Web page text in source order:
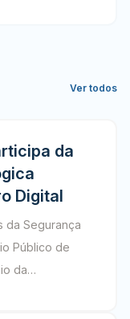
Ver todos
da
Digital
da Segurança
Público de
da